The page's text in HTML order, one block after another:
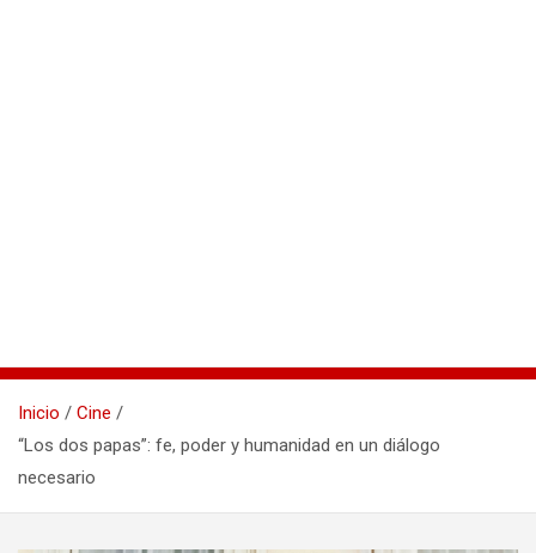
Inicio
Cine
“Los dos papas”: fe, poder y humanidad en un diálogo
necesario